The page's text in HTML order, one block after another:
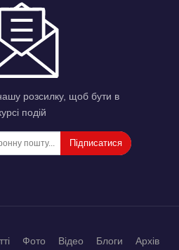
розсилку, щоб бути в
подій
Підписатися
Фото Відео Блоги Архів